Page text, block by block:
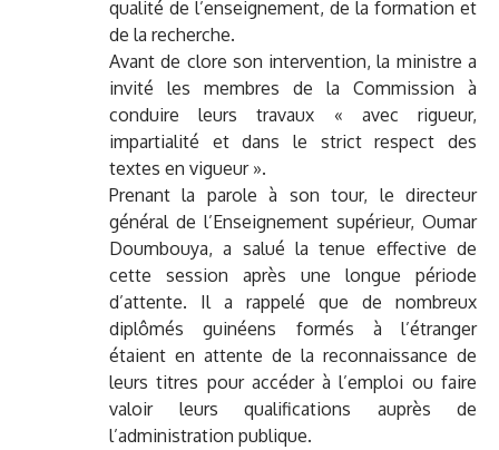
qualité de l’enseignement, de la formation et
de la recherche.
Avant de clore son intervention, la ministre a
invité les membres de la Commission à
conduire leurs travaux « avec rigueur,
impartialité et dans le strict respect des
textes en vigueur ».
Prenant la parole à son tour, le directeur
général de l’Enseignement supérieur, Oumar
Doumbouya, a salué la tenue effective de
cette session après une longue période
d’attente. Il a rappelé que de nombreux
diplômés guinéens formés à l’étranger
étaient en attente de la reconnaissance de
leurs titres pour accéder à l’emploi ou faire
valoir leurs qualifications auprès de
l’administration publique.